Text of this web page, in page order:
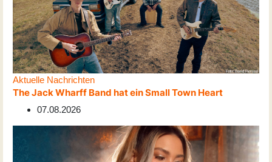
Aktuelle Nachrichten
The Jack Wharff Band hat ein Small Town Heart
07.08.2026